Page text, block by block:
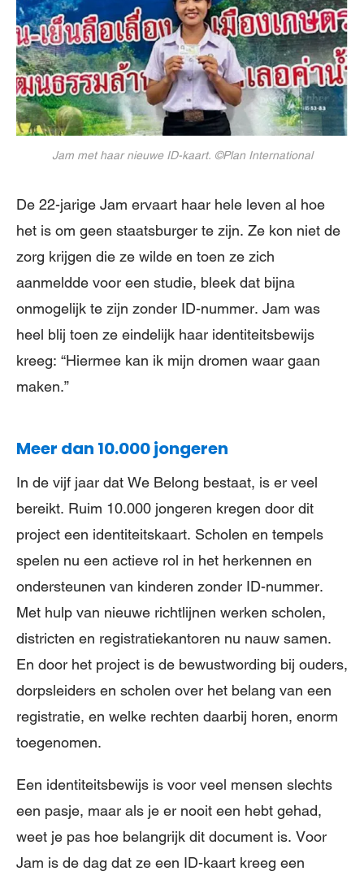
Jam met haar nieuwe ID-kaart. ©Plan International
De 22-jarige Jam ervaart haar hele leven al hoe
het is om geen staatsburger te zijn. Ze kon niet de
zorg krijgen die ze wilde en toen ze zich
aanmeldde voor een studie, bleek dat bijna
onmogelijk te zijn zonder ID-nummer. Jam was
heel blij toen ze eindelijk haar identiteitsbewijs
kreeg: “Hiermee kan ik mijn dromen waar gaan
maken.”
Meer dan 10.000 jongeren
In de vijf jaar dat We Belong bestaat, is er veel
bereikt. Ruim 10.000 jongeren kregen door dit
project een identiteitskaart. Scholen en tempels
spelen nu een actieve rol in het herkennen en
ondersteunen van kinderen zonder ID-nummer.
Met hulp van nieuwe richtlijnen werken scholen,
districten en registratiekantoren nu nauw samen.
En door het project is de bewustwording bij ouders,
dorpsleiders en scholen over het belang van een
registratie, en welke rechten daarbij horen, enorm
toegenomen.
Een identiteitsbewijs is voor veel mensen slechts
een pasje, maar als je er nooit een hebt gehad,
weet je pas hoe belangrijk dit document is. Voor
Jam is de dag dat ze een ID-kaart kreeg een